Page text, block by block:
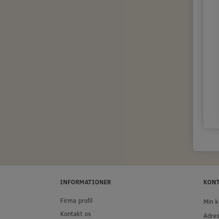
INFORMATIONER
Firma profil
Kontakt os
Min